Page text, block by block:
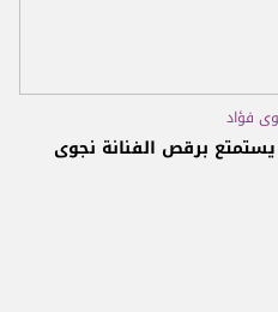
فؤاد
برقص الفنانة نجوى